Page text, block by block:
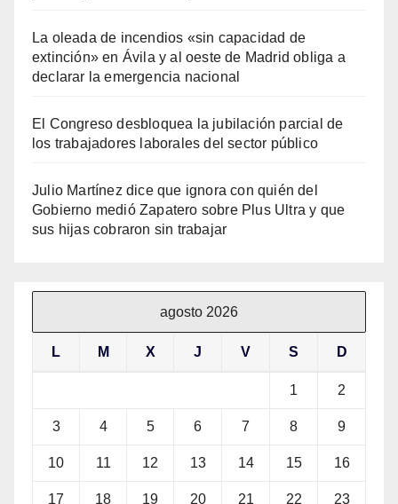
La oleada de incendios «sin capacidad de
extinción» en Ávila y al oeste de Madrid obliga a
declarar la emergencia nacional
El Congreso desbloquea la jubilación parcial de
los trabajadores laborales del sector público
Julio Martínez dice que ignora con quién del
Gobierno medió Zapatero sobre Plus Ultra y que
sus hijas cobraron sin trabajar
agosto 2026
L M X J V S D
1 2
3 4 5 6 7 8 9
10 11 12 13 14 15 16
17 18 19 20 21 22 23